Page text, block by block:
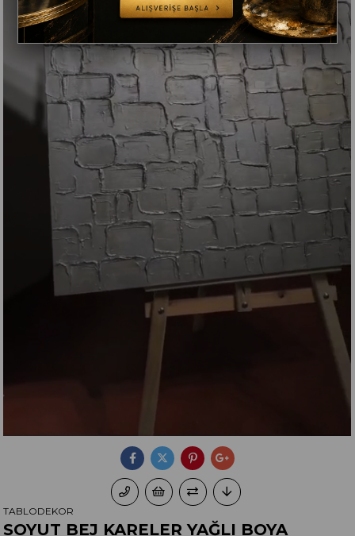
SOYUT BEJ KARELER YAĞLI BOYA
TABLODEKOR